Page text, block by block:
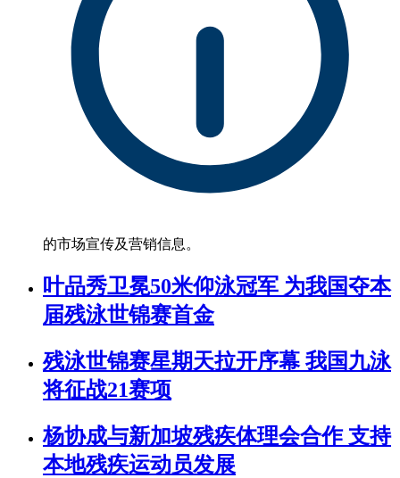
的市场宣传及营销信息。
叶品秀卫冕50米仰泳冠军 为我国夺本
届残泳世锦赛首金
残泳世锦赛星期天拉开序幕 我国九泳
将征战21赛项
杨协成与新加坡残疾体理会合作 支持
本地残疾运动员发展